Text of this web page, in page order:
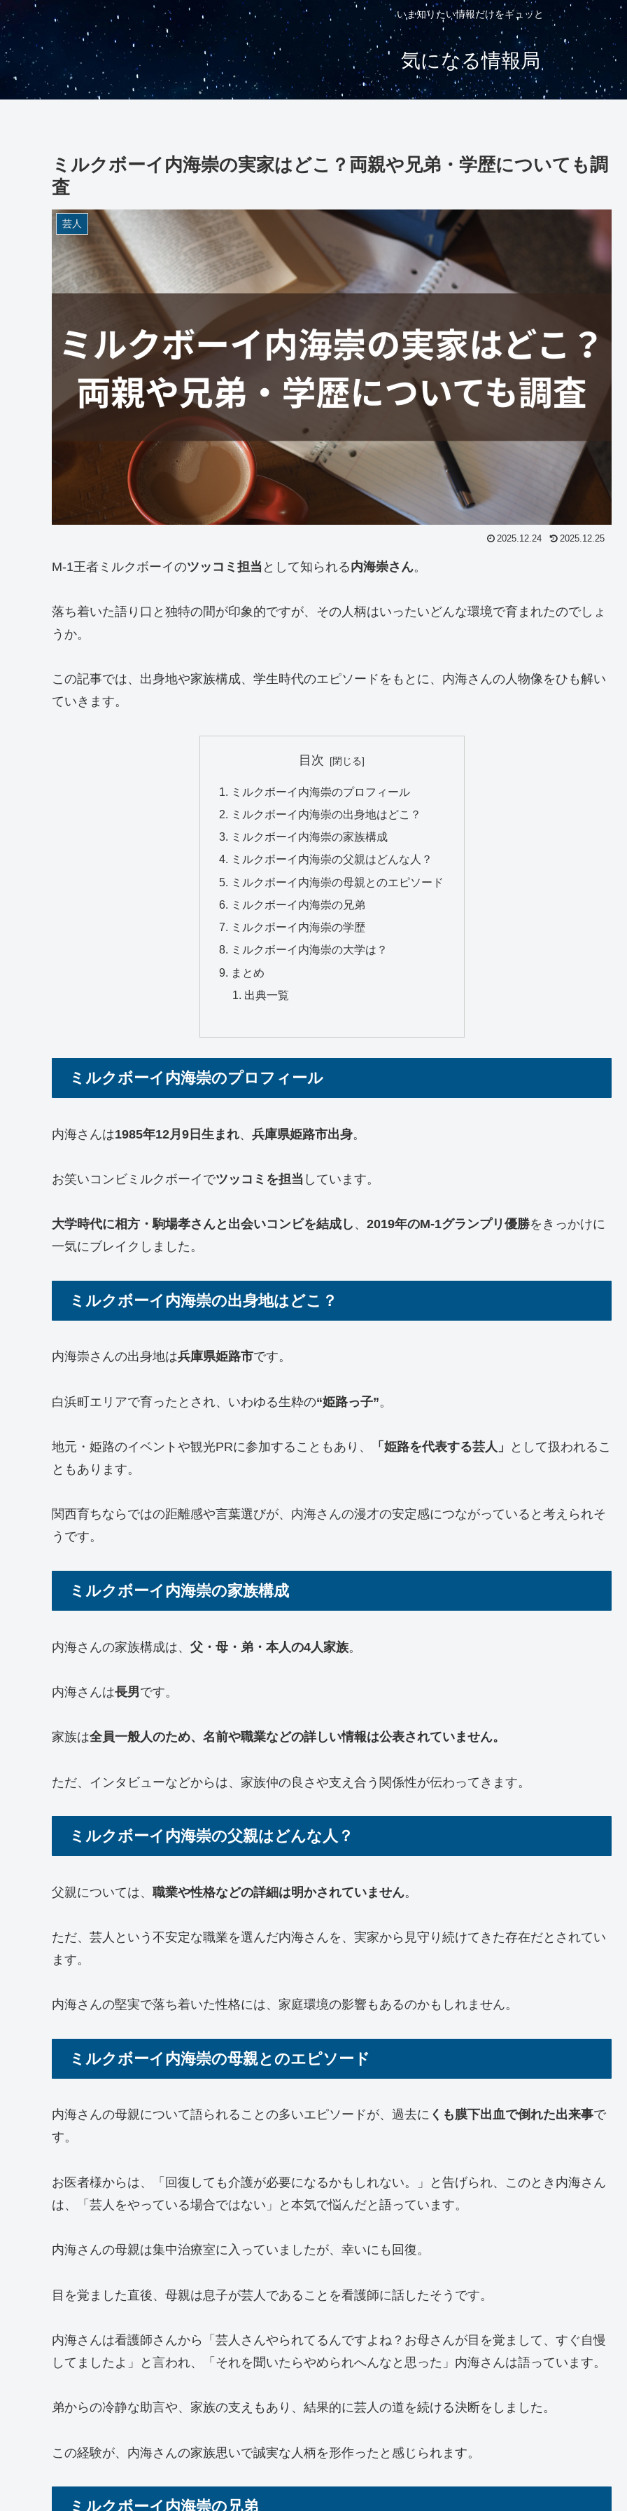
いま知りたい情報だけをギュッと
気になる情報局
ミルクボーイ内海崇の実家はどこ？両親や兄弟・学歴についても調
査
芸人
2025.12.24 2025.12.25
M-1王者ミルクボーイのツッコミ担当 として知られる内海崇さん。
落ち着いた語り口と独特の間が印象的ですが、その人柄はいったいどんな環境で育まれたのでしょ
うか。
この記事では、出身地や家族構成、学生時代のエピソードをもとに、内海さんの人物像をひも解い
ていきます。
目次
ミルクボーイ内海崇のプロフィール
ミルクボーイ内海崇の出身地はどこ？
ミルクボーイ内海崇の家族構成
ミルクボーイ内海崇の父親はどんな人？
ミルクボーイ内海崇の母親とのエピソード
ミルクボーイ内海崇の兄弟
ミルクボーイ内海崇の学歴
ミルクボーイ内海崇の大学は？
まとめ
出典一覧
ミルクボーイ内海崇のプロフィール
内海さんは1985年12月9日生まれ、 兵庫県姫路市出身。
お笑いコンビミルクボーイでツッコミを担当 しています。
大学時代に相方・駒場孝さんと出会いコンビを結成し 、 2019年のM-1グランプリ優勝をきっかけに
一気にブレイクしました。
ミルクボーイ内海崇の出身地はどこ？
内海崇さんの出身地は兵庫県姫路市です。
白浜町エリアで育ったとされ、いわゆる生粋の“姫路っ子”。
地元・姫路のイベントや観光PRに参加することもあり、 「姫路を代表する芸人」
として扱われるこ
ともあります。
関西育ちならではの距離感や言葉選びが、内海さんの漫才の安定感につながっていると考えられそ
うです。
ミルクボーイ内海崇の家族構成
内海さんの家族構成は、 父・母・弟・本人の4人家族。
内海さんは長男です。
家族は全員一般人のため、名前や職業などの詳しい情報は公表されていません。
ただ、インタビューなどからは、家族仲の良さや支え合う関係性が伝わってきます。
ミルクボーイ内海崇の父親はどんな人？
父親については、 職業や性格などの詳細は明かされていません。
ただ、芸人という不安定な職業を選んだ内海さんを、実家から見守り続けてきた存在だとされてい
ます。
内海さんの堅実で落ち着いた性格には、家庭環境の影響もあるのかもしれません。
ミルクボーイ内海崇の母親とのエピソード
内海さんの母親について語られることの多いエピソードが、過去に くも膜下出血で倒れた出来事で
す。
お医者様からは、「回復しても介護が必要になるかもしれない。」と告げられ、このとき内海さん
は、「芸人をやっている場合ではない」と本気で悩んだと語っています。
内海さんの母親は集中治療室に入っていましたが、幸いにも回復。
目を覚ました直後、母親は息子が芸人であることを看護師に話したそうです。
内海さんは看護師さんから「芸人さんやられてるんですよね？お母さんが目を覚まして、すぐ自慢
してましたよ」と言われ、「それを聞いたらやめられへんなと思った」内海さんは語っています。
弟からの冷静な助言や、家族の支えもあり、結果的に芸人の道を続ける決断をしました。
この経験が、内海さんの家族思いで誠実な人柄を形作ったと感じられます。
ミルクボーイ内海崇の兄弟